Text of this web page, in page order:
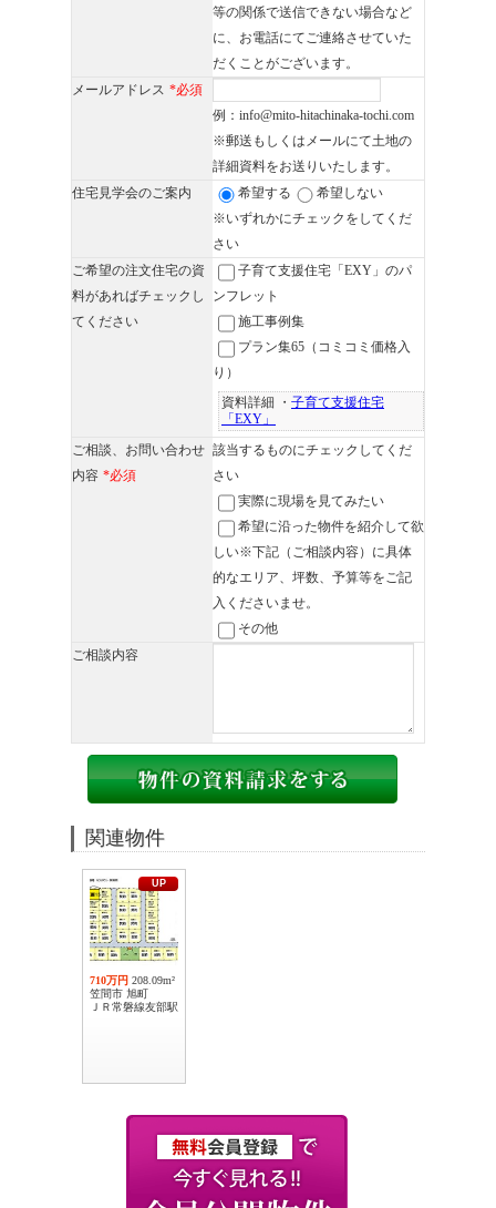
等の関係で送信できない場合など
に、お電話にてご連絡させていた
だくことがございます。
メールアドレス *必須
例：info@mito-hitachinaka-tochi.com
※郵送もしくはメールにて土地の
詳細資料をお送りいたします。
住宅見学会のご案内
希望する
希望しない
※いずれかにチェックをしてくだ
さい
ご希望の注文住宅の資
料があればチェックし
てください
子育て支援住宅「EXY」のパ
ンフレット
施工事例集
プラン集65（コミコミ価格入
り）
資料詳細 ・ 子育て支援住宅
「EXY」
ご相談、お問い合わせ
内容 *必須
該当するものにチェックしてくだ
さい
実際に現場を見てみたい
希望に沿った物件を紹介して欲
しい※下記（ご相談内容）に具体
的なエリア、坪数、予算等をご記
入くださいませ。
その他
ご相談内容
関連物件
UP
710万円 208.09m²
笠間市 旭町
ＪＲ常磐線友部駅